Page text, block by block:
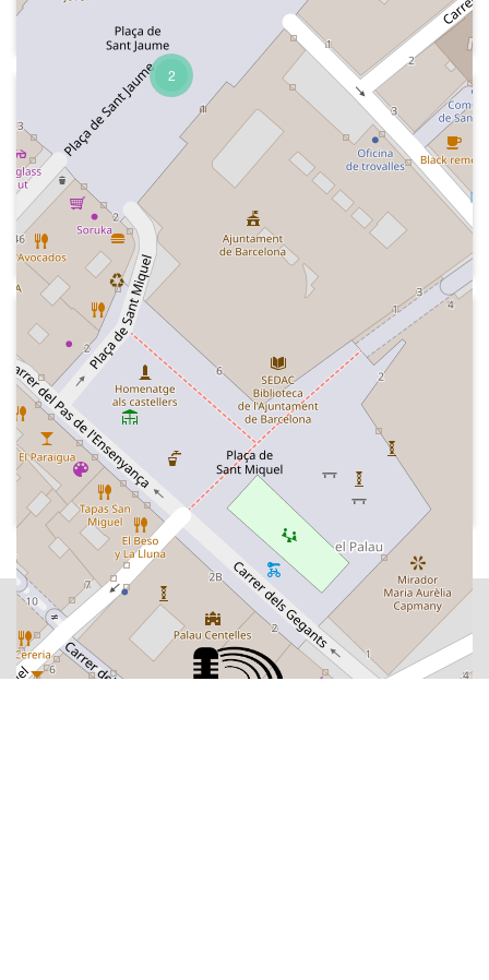
2
2017-02-15
Radio Nacional de España - Gente
despierta
Indicatiu del programa, hora,
introducció de la secció de Pancho
Verona que presenta un disc de Sabina.
2013-11-13
Radio Nacional de España - Gente
despierta
Hora, diàleg amb Pepa Sastre sobre
saber xiular, esment a un comentari
sobre ella, avenç informatiu: beques
Erasmus, sentència de l'enfonsament
del Prestige, tifó a Filipines.